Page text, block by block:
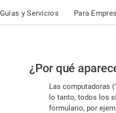
Guías y Servicios Para
Por
favor,
confirme
¿Por qué
Las computadoras
lo tanto, todos los
formulario, por